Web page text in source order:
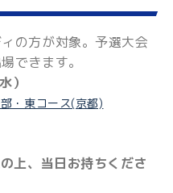
の方が対象。予選大会
できます。
）
・東コース(京都)
上、当日お持ちくださ